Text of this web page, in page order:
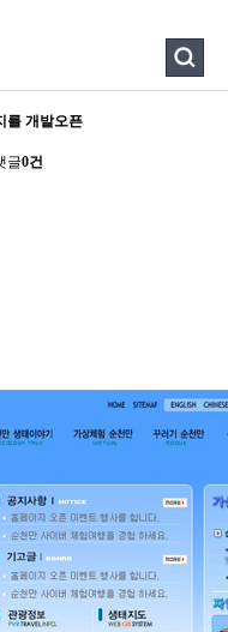
를 개발오픈
글0건